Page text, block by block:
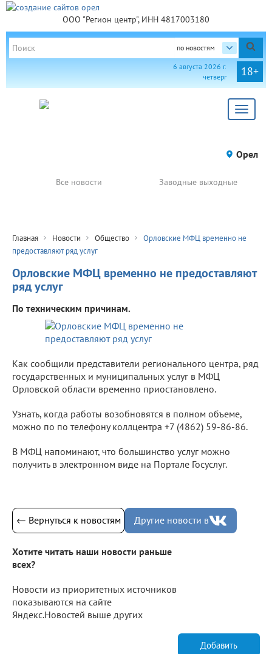
ООО "Регион центр", ИНН 4817003180
по новостям
18+
6 августа 2026 г.
четверг
Toggle
Орел
Все новости Заводные выходные
Главная Новости Общество
Орловские МФЦ временно не
предоставляют ряд услуг
Орловские МФЦ временно не предоставляют
ряд услуг
По техническим причинам.
Как сообщили представители регионального центра, ряд
государственных и муниципальных услуг в МФЦ
Орловской области временно приостановлено.
Узнать, когда работы возобновятся в полном объеме,
можно по по телефону коллцентра +7 (4862) 59-86-86.
В МФЦ напоминают, что большинство услуг можно
получить в электронном виде на Портале Госуслуг.
← Вернуться к новостям Другие новости в
Хотите читать наши новости раньше
всех?
Новости из приоритетных источников
показываются на сайте
Яндекс.Новостей выше других
Добавить